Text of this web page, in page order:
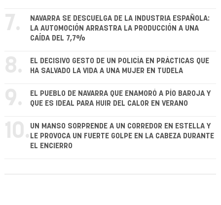
7.
NAVARRA SE DESCUELGA DE LA INDUSTRIA ESPAÑOLA:
LA AUTOMOCIÓN ARRASTRA LA PRODUCCIÓN A UNA
CAÍDA DEL 7,7%
8.
EL DECISIVO GESTO DE UN POLICÍA EN PRÁCTICAS QUE
HA SALVADO LA VIDA A UNA MUJER EN TUDELA
9.
EL PUEBLO DE NAVARRA QUE ENAMORÓ A PÍO BAROJA Y
QUE ES IDEAL PARA HUIR DEL CALOR EN VERANO
10. UN MANSO SORPRENDE A UN CORREDOR EN ESTELLA Y
LE PROVOCA UN FUERTE GOLPE EN LA CABEZA DURANTE
EL ENCIERRO